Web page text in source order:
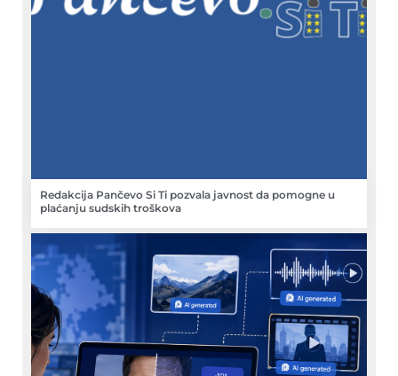
Redakcija Pančevo Si Ti pozvala javnost da pomogne u
plaćanju sudskih troškova